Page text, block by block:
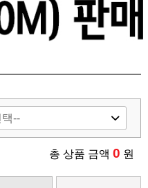
총 상품 금액 0 원